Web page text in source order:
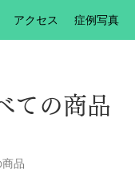
アクセス 症例写真
ての商品
品